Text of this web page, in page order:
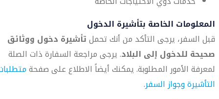
المعلومات الخاصة بتأشيرة الدخول
قبل السفر، يرجى التأكد من أنك تحملتأشيرة دخول ووثائق
صحيحة للدخول إلى البلاد. يرجى مراجعة السفارة ذات الصلة
لمعرفة الأمور المطلوبة. يمكنك أيضاً الاطلاع على صفحة
التأشيرة وجواز السفر.